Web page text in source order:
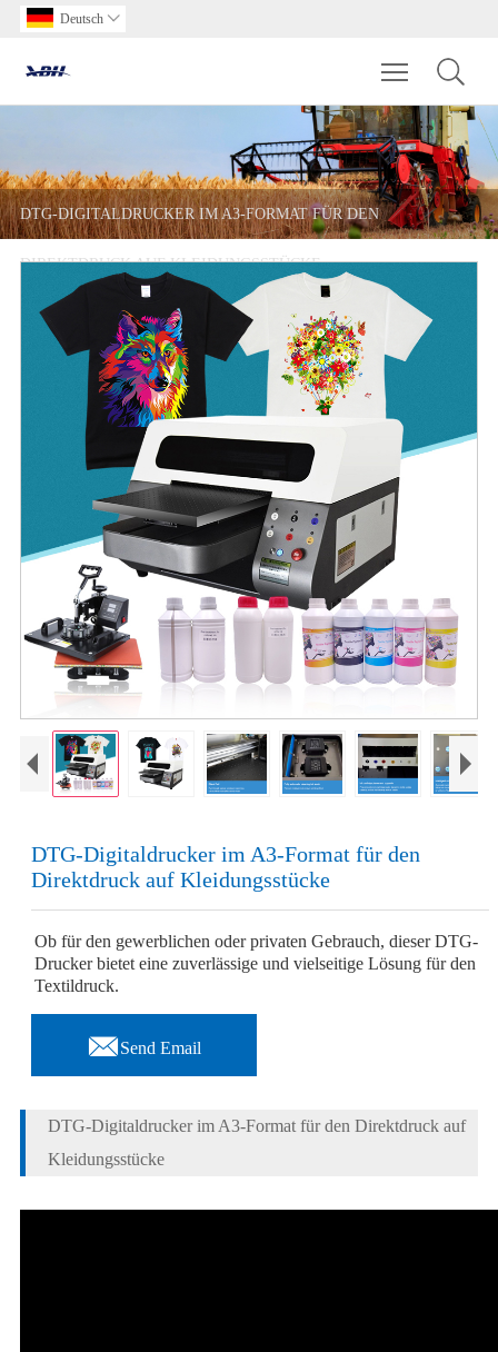
Deutsch 
Toggle
DTG-DIGITALDRUCKER IM A3-FORMAT FÜR DEN
DIREKTDRUCK AUF KLEIDUNGSSTÜCKE
DTG-Digitaldrucker im A3-Format für den
Direktdruck auf Kleidungsstücke
Ob für den gewerblichen oder privaten Gebrauch, dieser DTG-
Drucker bietet eine zuverlässige und vielseitige Lösung für den
Textildruck.
Send Email
DTG-Digitaldrucker im A3-Format für den Direktdruck auf
Kleidungsstücke